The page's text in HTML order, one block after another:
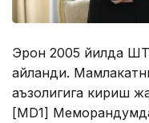
Эрон 2005 йилда
айланди.
аъзолигига кириш
[МD1]